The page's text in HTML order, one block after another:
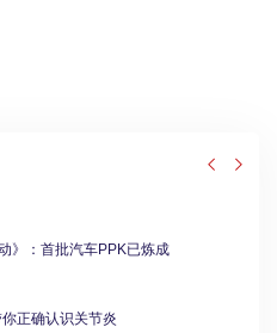
动》：首批汽车PPK已炼成
你正确认识关节炎